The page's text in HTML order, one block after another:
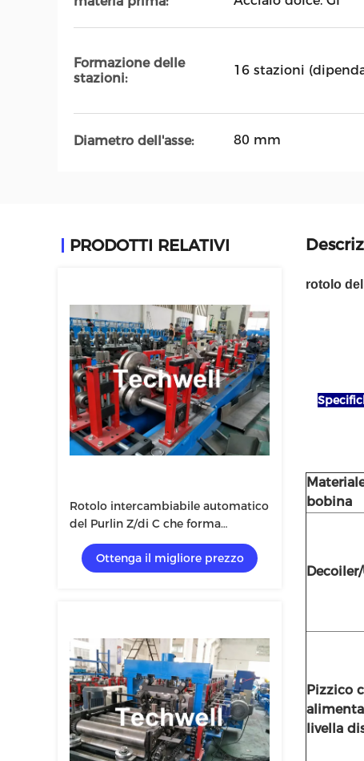
Formazione delle
stazioni:
16 stazioni
Diametro dell'asse: 80 mm
PRODOTTI RELATIVI
Rotolo intercambiabile automatico
del Purlin Z/di C che forma
macchina con il tipo idraulico di
taglioOttenga il migliore prezzo
rotolo
bobina
Pizzico
livella